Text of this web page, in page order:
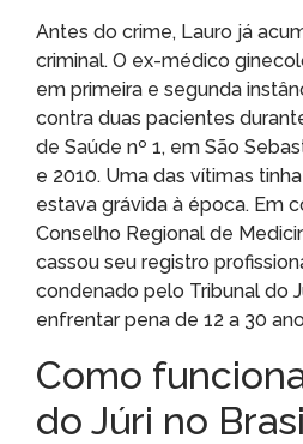
Antes do crime, Lauro já
criminal. O ex-médico
em primeira e segunda
contra duas pacientes
de Saúde nº 1, em São
e 2010. Uma das vítimas
estava grávida à época. Em
Conselho Regional de
cassou seu registro
condenado pelo Tribunal do
enfrentar pena de 12 a 30
Como
do Júri no